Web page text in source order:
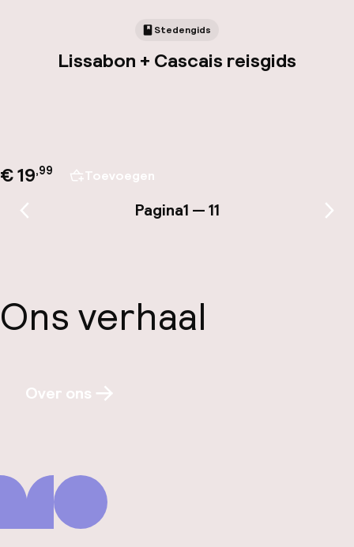
Stedengids
Lissabon + Cascais reisgids
€ 19,99 Toevoegen
Vorige pagina Pagina1 — 11
Ons verhaal
Over ons